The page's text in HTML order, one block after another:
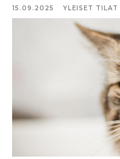
15.09.2025 YLEISET TILAT